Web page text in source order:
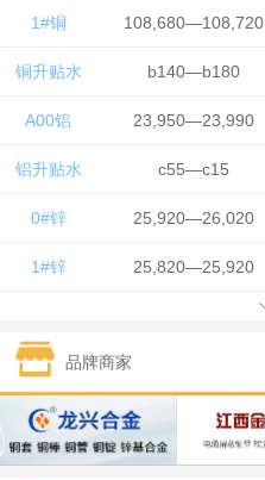
1#铜 108,680—108,720
铜升贴水 b140—b180
A00铝 23,950—23,990
铝升贴水 c55—c15
0#锌 25,920—26,020
1#锌 25,820—25,920
1#锡 434,000—436,000
1#镍 129,550—130,750
1#白银 15,100—15,110
品牌商家